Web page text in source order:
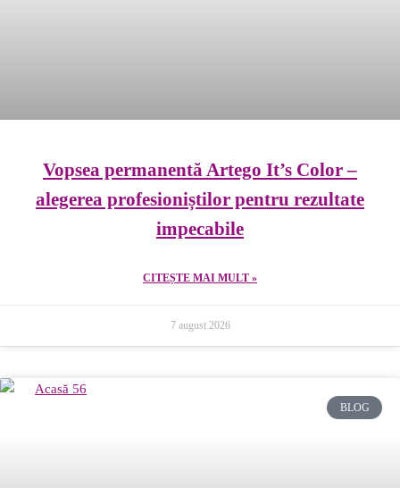
Vopsea permanentă Artego It’s Color –
alegerea profesioniștilor pentru rezultate
impecabile
CITEȘTE MAI MULT »
7 august 2026
BLOG